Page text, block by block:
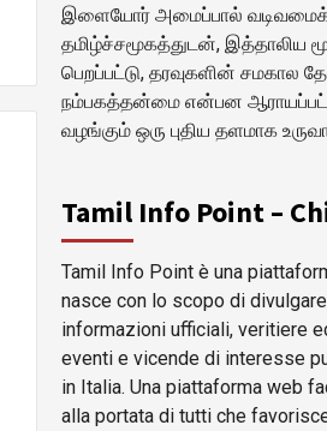
இளையோர் அமைப்பால்
தமிழ்ச்சமூகத்துடன், இத்தாலிய
பெறப்பட்டு, தரவுகளின் சமகால
நம்பகத்தன்மை என்பன
வழங்கும் ஒரு புதிய தளமாக
Tamil Info Point –
Tamil Info Point è una
nasce con lo scopo di
informazioni ufficiali, veritiere
eventi e vicende di interesse
in Italia. Una piattaforma web
alla portata di tutti che